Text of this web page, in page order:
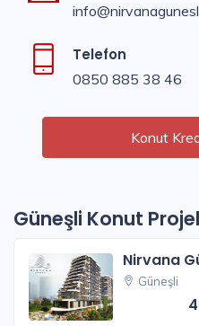
Telefon
0850 885 38 46
Konut
Güneşli Konut
Nirvana
Güneşli